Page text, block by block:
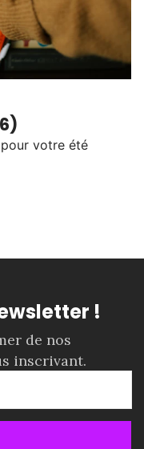
votre été
!
de nos
inscrivant.